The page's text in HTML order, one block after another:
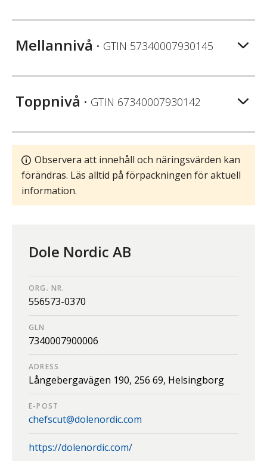
Mellannivå • GTIN 57340007930145
Toppnivå • GTIN 67340007930142
Observera att innehåll och näringsvärden kan
förändras. Läs alltid på förpackningen för aktuell
information.
Dole Nordic AB
ORG. NR.
556573-0370
GLN
7340007900006
ADRESS
Långebergavägen 190, 256 69, Helsingborg
E-POST
chefscut@dolenordic.com
https://dolenordic.com/